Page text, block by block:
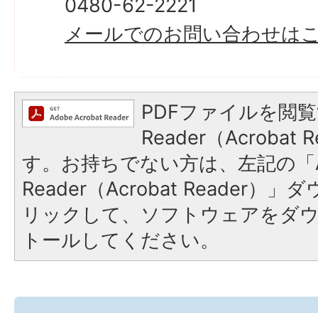
0480-62-2221
メールでのお問い合わせは
PDFファイルを閲
Reader（Acrobat
す。お持ちでない方は、左記の
Reader（Acrobat Reader）」ダ
リックして、ソフトウェアをダ
トールしてください。